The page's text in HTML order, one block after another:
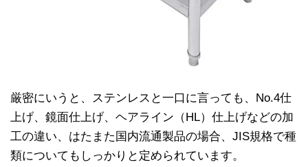
厳密にいうと、ステンレスと一口に言っても、No.4仕
上げ、鏡面仕上げ、ヘアライン（HL）仕上げなどの加
工の違い、はたまた国内流通製品の場合、JIS規格で種
類についてもしっかりと定められています。